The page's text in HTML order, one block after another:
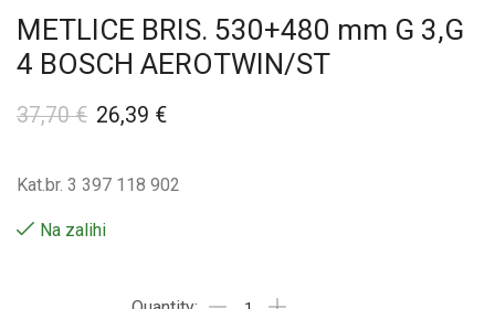
METLICE BRIS. 530+480 mm G 3,G
4 BOSCH AEROTWIN/ST
37,70€ 26,39 €
Kat.br. 3 397 118 902
Na zalihi